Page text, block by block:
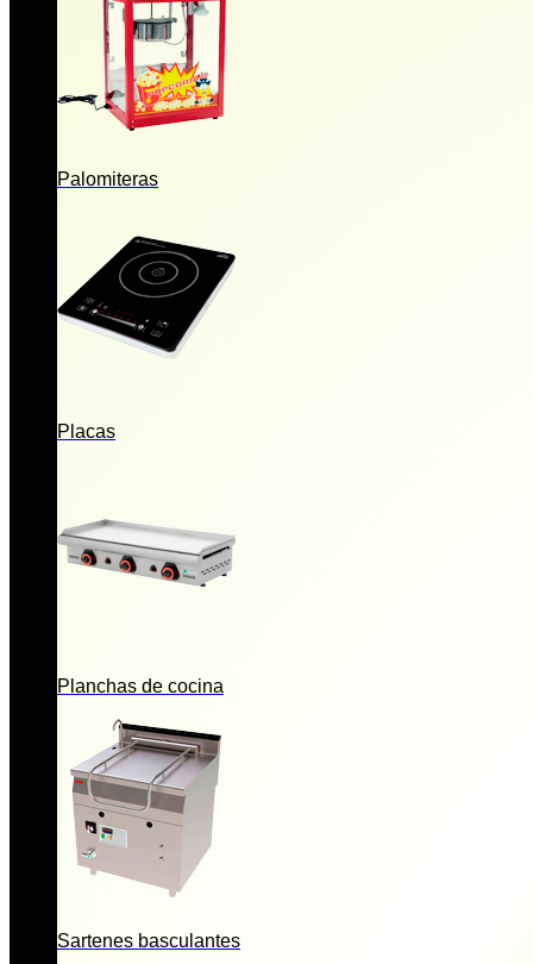
Palomiteras
Placas
Planchas de cocina
Sartenes basculantes